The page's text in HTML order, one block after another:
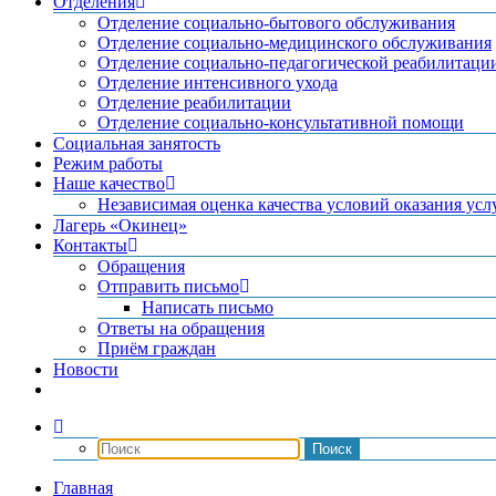
Отделение социально-бытового обслуживания
Отделение социально-медицинского обслуживания
Отделение социально-педагогической
Отделение интенсивного ухода
Отделение реабилитации
Отделение социально-консультативной помощи
Социальная занятость
Режим работы
Наше качество
Независимая оценка качества условий оказания
Лагерь «Окинец»
Контакты
Обращения
Отправить письмо
Написать письмо
Ответы на обращения
Приём граждан
Новости
Главная